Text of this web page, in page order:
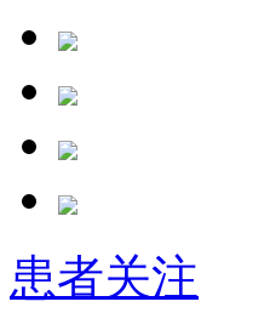
患者关注